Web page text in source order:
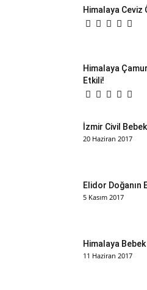
Himalaya Ceviz
Himalaya
Etkili!
İzmir Civil
20 Haziran 2017
Elidor Doğanın
5 Kasım 2017
Himalaya
11 Haziran 2017